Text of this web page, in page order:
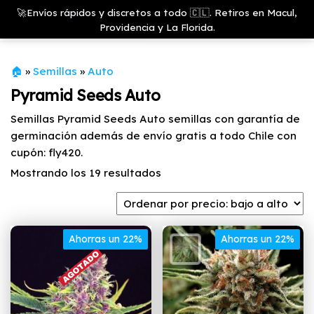
Saltar
contenido
🚀Envíos rápidos y discretos a todo 🇨🇱. Retiros en Macul,
Providencia y La Florida.
Growshop
& LED
Store
🏠 » Semillas » Auto
Pyramid Seeds Auto
Semillas Pyramid Seeds Auto semillas con garantía de
germinación además de envío gratis a todo Chile con
cupón: fly420.
Mostrando los 19 resultados
precio:
a
alto
Ahorras un 22% Ahorras un 22%